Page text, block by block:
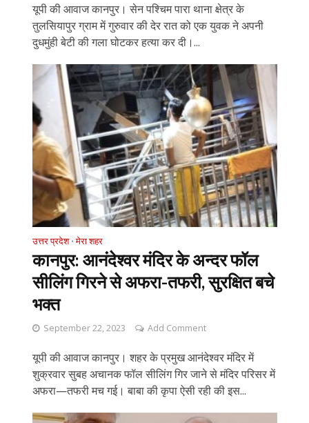
यूपी की आवाज कानपुर। सेन पश्चिम पारा थाना क्षेत्र के
तुलसियापुर ग्राम में गुरुवार की देर रात को एक युवक ने अपनी
दुधमुंही बेटी की गला घोटकर हत्या कर दी।...
उत्तर प्रदेश • मेरा शहर
कानपुर: आनंदेश्वर मंदिर के अन्दर फॉल
सीलिंग गिरने से अफरा-तफरी, सुरक्षित बचे
भक्त
September 22, 2023 Add Comment
यूपी की आवाज कानपुर। शहर के प्रमुख आनंदेश्वर मंदिर में
शुक्रवार सुबह अचानक फॉल सीलिंग गिर जाने से मंदिर परिसर में
अफरा—तफरी मच गई। बाबा की कृपा ऐसी रही की इस...